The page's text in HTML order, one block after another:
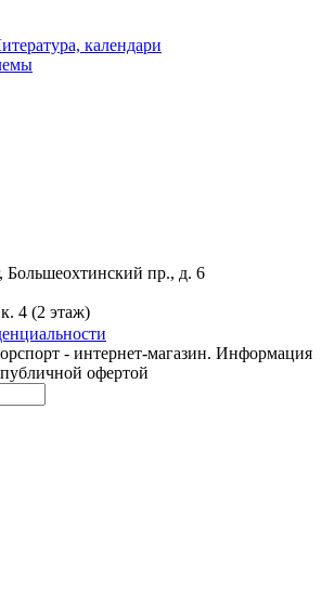
календари
Большеохтинский пр., д. 6
4 (2 этаж)
- интернет-магазин. Информация
публичной офертой